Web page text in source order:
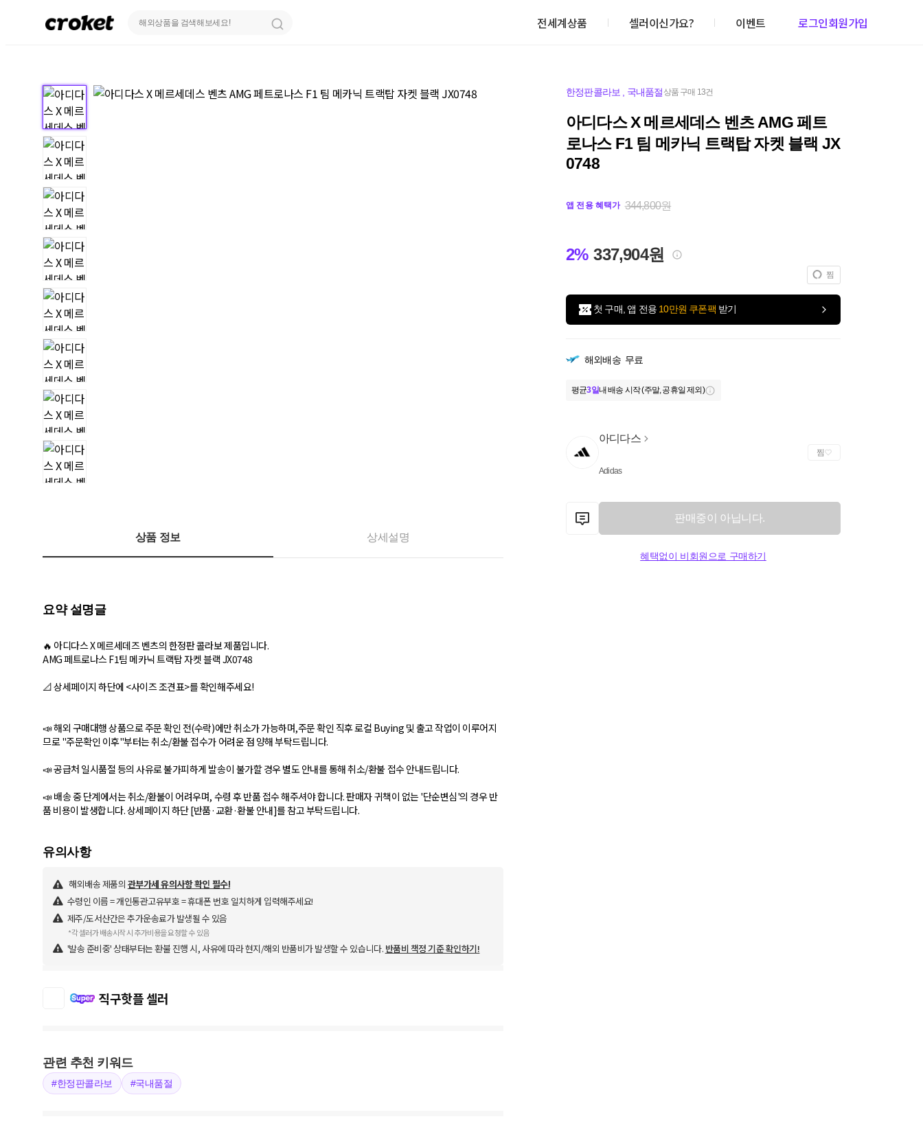
전세계상품 셀러이신가요? 이벤트 로그인회원가입
한정판콜라보 국내품절상품 구매 13건
아디다스 X 메르세데스 벤츠 AMG 페트
로나스 F1 팀 메카닉 트랙탑 자켓 블랙 JX
0748
앱 전용 혜택가 344,800원
2% 337,904원
찜
첫 구매, 앱 전용 10만원 쿠폰팩 받기
해외배송 무료
평균3일내 배송 시작 (주말, 공휴일 제외)
아디다스
Adidas
찜
판매중이 아닙니다.
혜택없이 비회원으로 구매하기
상품 정보 상세설명
요약 설명글
🔥 아디다스 X 메르세데즈 벤츠의 한정판 콜라보 제품입니다.
AMG 페트로나스 F1팀 메카닉 트랙탑 자켓 블랙 JX0748
📐 상세페이지 하단에 <사이즈 조견표>를 확인해주세요!
📣 해외 구매대행 상품으로 주문 확인 전(수락)에만 취소가 가능하며,주문 확인 직후 로컬 Buying 및 출고 작업이 이루어지
므로 "주문확인 이후"부터는 취소/환불 접수가 어려운 점 양해 부탁드립니다.
📣 공급처 일시품절 등의 사유로 불가피하게 발송이 불가할 경우 별도 안내를 통해 취소/환불 접수 안내드립니다.
📣 배송 중 단계에서는 취소/환불이 어려우며, 수령 후 반품 접수 해주셔야 합니다. 판매자 귀책이 없는 '단순변심'의 경우 반
품 비용이 발생합니다. 상세페이지 하단 [반품·교환·환불 안내]를 참고 부탁드립니다.
유의사항
해외배송 제품의 관부가세 유의사항 확인 필수!
수령인 이름 = 개인통관고유부호 = 휴대폰 번호 일치하게 입력해주세요!
제주/도서산간은 추가운송료가 발생될 수 있음
*각 셀러가 배송시작 시 추가비용을 요청할 수 있음
'발송 준비중' 상태부터는 환불 진행 시, 사유에 따라 현지/해외 반품비가 발생할 수 있습니다. 반품비 책정 기준 확인하기!
직구핫플 셀러
관련 추천 키워드
#한정판콜라보 #국내품절